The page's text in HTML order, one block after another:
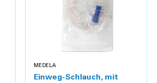
MEDELA
Einweg-Schlauch, mit